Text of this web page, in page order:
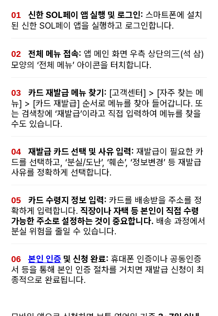
신한 SOL페이 앱 실행 및 로그인: 스마트폰에 설치
된 신한 SOL페이 앱을 실행하고 로그인합니다.
전체 메뉴 접속: 앱 메인 화면 우측 상단의三(석 삼)
모양의 ‘전체 메뉴’ 아이콘을 터치합니다.
카드 재발급 메뉴 찾기: [고객센터] > [자주 찾는 메
뉴] > [카드 재발급] 순서로 메뉴를 찾아 들어갑니다. 또
는 검색창에 ‘재발급’이라고 직접 입력하여 메뉴를 찾을
수도 있습니다.
재발급 카드 선택 및 사유 입력: 재발급이 필요한 카
드를 선택하고, ‘분실/도난’, ‘훼손’, ‘정보변경’ 등 재발급
사유를 정확하게 선택합니다.
카드 수령지 정보 입력: 카드를 배송받을 주소를 정
확하게 입력합니다. 직장이나 자택 등 본인이 직접 수령
가능한 주소로 설정하는 것이 중요합니다. 배송 과정에서
분실 위험을 줄일 수 있습니다.
본인 인증 및 신청 완료: 휴대폰 인증이나 공동인증
서 등을 통해 본인 인증 절차를 거치면 재발급 신청이 최
종적으로 완료됩니다.